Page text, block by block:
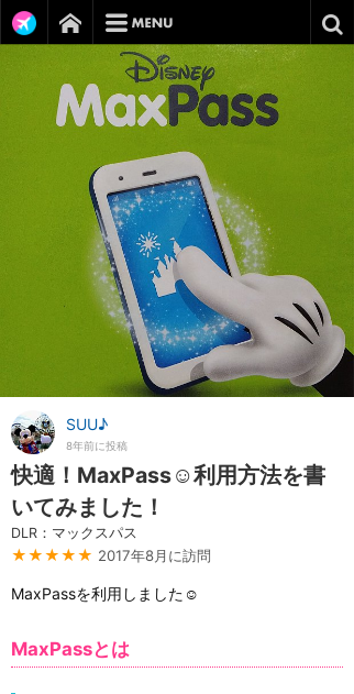
SUU♪
8年前に投稿
快適！MaxPass☺利用方法を書
いてみました！
DLR：マックスパス
★★★★★ 2017年8月に訪問
MaxPassを利用しました☺
MaxPassとは